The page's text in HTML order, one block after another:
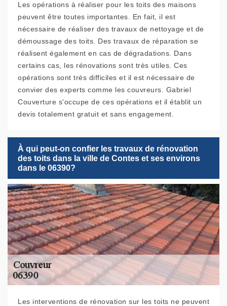
Les opérations à réaliser pour les toits des maisons
peuvent être toutes importantes. En fait, il est
nécessaire de réaliser des travaux de nettoyage et de
démoussage des toits. Des travaux de réparation se
réalisent également en cas de dégradations. Dans
certains cas, les rénovations sont très utiles. Ces
opérations sont très difficiles et il est nécessaire de
convier des experts comme les couvreurs. Gabriel
Couverture s'occupe de ces opérations et il établit un
devis totalement gratuit et sans engagement.
À qui peut-on confier les travaux de rénovation
des toits dans la ville de Contes et ses environs
dans le 06390?
Les interventions de rénovation sur les toits ne peuvent